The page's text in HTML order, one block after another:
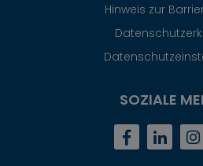
Hinweis zur
SOZIALE